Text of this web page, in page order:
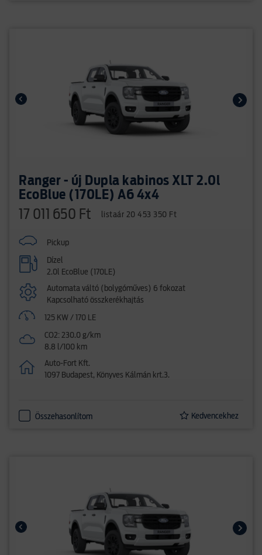
Ranger - új Dupla kabinos XLT 2.0l
EcoBlue (170LE) A6 4x4
17 011 650 Ft listaár 20 453 350 Ft
Pickup
Dízel
2.0l EcoBlue (170LE)
Automata váltó (bolygóműves) 6 fokozat
Kapcsolható összkerékhajtás
125 KW / 170 LE
CO2: 230.0 g/km
8.8 l/100 km
Auto-Fort Kft.
1097 Budapest, Könyves Kálmán krt.3.
Összehasonlítom Kedvencekhez